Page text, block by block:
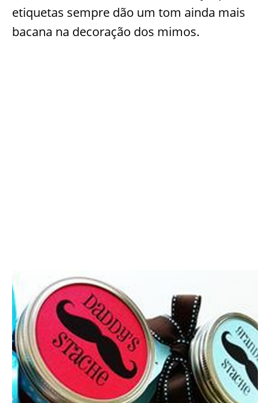
etiquetas sempre dão um tom ainda mais
bacana na decoração dos mimos.